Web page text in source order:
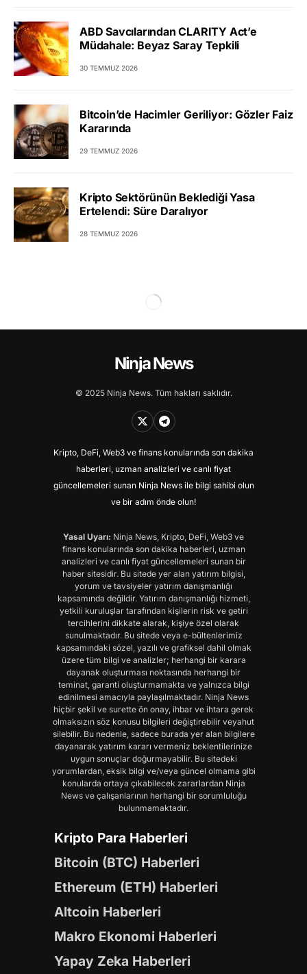
ABD Savcılarından CLARITY Act’e
Müdahale: Beyaz Saray Tepkili
30 TEMMUZ 2026
Bitcoin’de Hacimler Geriliyor: Gözler Faiz
Kararında
29 TEMMUZ 2026
Kripto Sektörünün Beklediği Yasa
Ertelendi: Süre Daralıyor
28 TEMMUZ 2026
Ninja News
© 2025 Ninja News. Tüm hakları saklıdır.
Kripto, DeFi, Web3 ve finans konularında son dakika
haberleri, uzman analizleri ve canlı fiyat
güncellemeleri sunan Ninja News ile bilgi sahibi olun
ve bir adım önde olun!
Yasal Uyarı: Ninja News, Kripto, DeFi, Web3 ve
finans konularında son dakika haberleri, uzman
analizleri ve canlı fiyat güncellemeleri sunan bir
haber sitesidir. Bu sitede yer alan yatırım bilgisi,
yorum ve tavsiyeler yatırım danışmanlığı
kapsamında değildir. Yatırım danışmanlığı hizmeti,
yetkili kuruluşlar tarafından kişilerin risk ve getiri
tercihlerini dikkate alarak, kişiye özel olarak
sunulmaktadır. Bu sitede veya e-bültenlerimiz
kapsamındaki sözel, yazılı ve grafiksel dahil olmak
üzere tüm bilgi ve analizler; herhangi bir karara
dayanak oluşturması noktasında herhangi bir
teminat, garanti oluşturmamakta ve yalnızca bilgi
edinilmesi amacıyla paylaşılmaktadır. Ninja News
hiçbir şekil ve surette ön onay, ihbar ve ihtara gerek
olmaksızın söz konusu bilgileri değiştirebilir veyahut
silebilir. Bu nedenle, sadece burada yer alan bilgilere
dayanarak yatırım kararı vermeniz beklentilerinize
uygun sonuçlar doğurmayabilir. Bu sitedeki
yorumlardan, eksik bilgi ve/veya güncel olmama gibi
konularda ortaya çıkabilecek zararlardan Ninja
News ve çalışanlarının herhangi bir sorumluluğu
bulunmamaktadır.
Kripto Para Haberleri
Bitcoin (BTC) Haberleri
Ethereum (ETH) Haberleri
Altcoin Haberleri
Makro Ekonomi Haberleri
Yapay Zeka Haberleri